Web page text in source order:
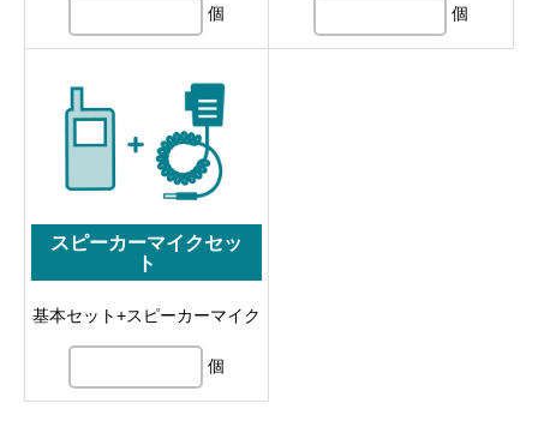
個 個
スピーカーマイクセッ
ト
基本セット+スピーカーマイク
個